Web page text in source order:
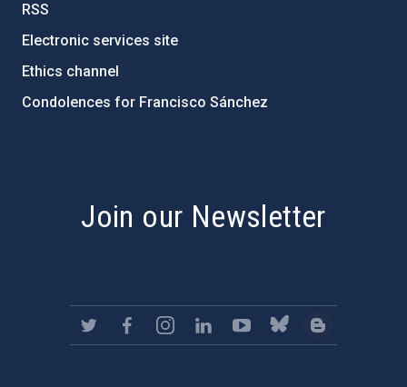
RSS
Electronic services site
Ethics channel
Condolences for Francisco Sánchez
Join our Newsletter